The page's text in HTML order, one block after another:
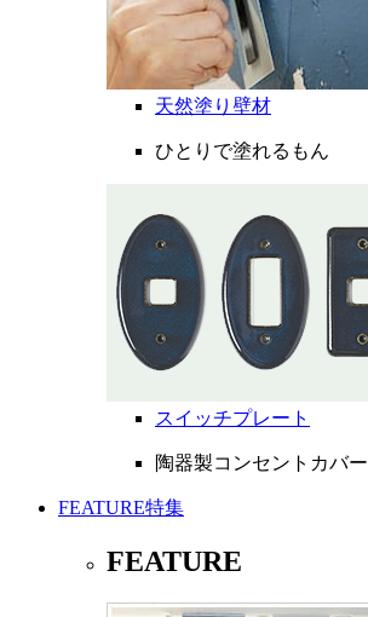
天然塗り壁材
ひとりで塗れるもん
スイッチプレート
陶器製コンセントカバー
FEATURE特集
FEATURE